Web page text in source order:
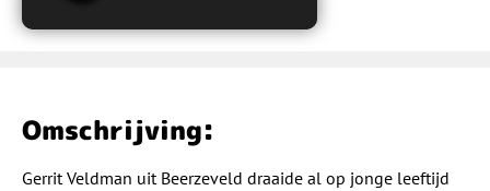
Omschrijving:
Gerrit Veldman uit Beerzeveld draaide al op jonge leeftijd